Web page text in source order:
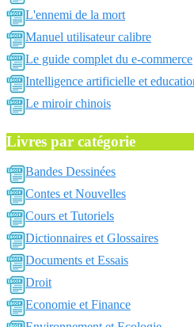
L'ennemi de la mort
Manuel utilisateur calibre
Le guide complet du e-commerce
Intelligence artificielle et
Le miroir chinois
Livres par catégorie
Bandes Dessinées
Contes et Nouvelles
Cours et Tutoriels
Dictionnaires et Glossaires
Documents et Essais
Droit
Economie et Finance